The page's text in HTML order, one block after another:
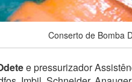
Conserto de Bomba
e pressurizador